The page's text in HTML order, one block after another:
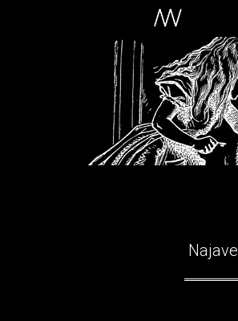
Najave